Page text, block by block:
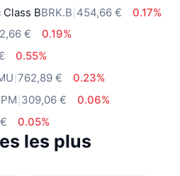
BBRK.B 454,66 €
0.17%
€
0.19%
0.55%
762,89 €
0.23%
309,06 €
0.06%
0.05%
les plus